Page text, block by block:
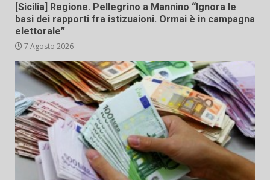
[Sicilia] Regione. Pellegrino a Mannino “Ignora le
basi dei rapporti fra istizuaioni. Ormai è in campagna
elettorale”
7 Agosto 2026